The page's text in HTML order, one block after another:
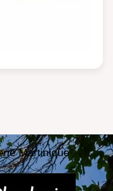
Martinique